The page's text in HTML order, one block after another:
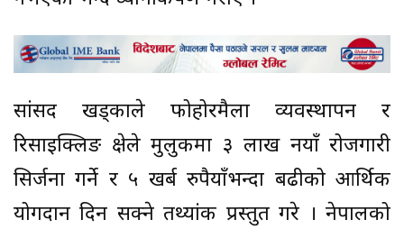
सांसद खड्काले फोहोरमैला व्यवस्थापन र
रिसाइक्लिङ क्षेत्रले मुलुकमा ३ लाख नयाँ रोजगारी
सिर्जना गर्ने र ५ खर्ब रुपैयाँभन्दा बढीको आर्थिक
योगदान दिन सक्ने तथ्यांक प्रस्तुत गरे । नेपालको